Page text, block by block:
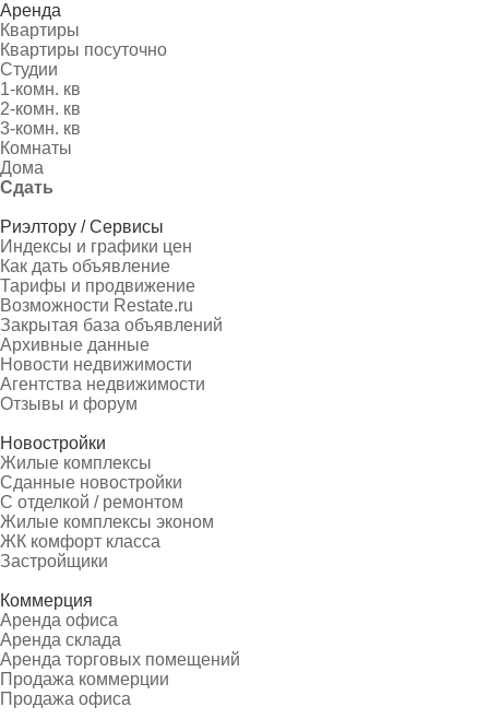
Аренда
Квартиры
Квартиры посуточно
Студии
1-комн. кв
2-комн. кв
3-комн. кв
Комнаты
Дома
Сдать
Риэлтору / Сервисы
Индексы и графики цен
Как дать объявление
Тарифы и продвижение
Возможности Restate.ru
Закрытая база объявлений
Архивные данные
Новости недвижимости
Агентства недвижимости
Отзывы и форум
Новостройки
Жилые комплексы
Сданные новостройки
С отделкой / ремонтом
Жилые комплексы эконом
ЖК комфорт класса
Застройщики
Коммерция
Аренда офиса
Аренда склада
Аренда торговых помещений
Продажа коммерции
Продажа офиса